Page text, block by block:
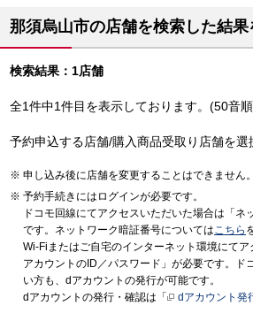
那須烏山市の店舗を検索した結
検索結果：1店舗
全1件中1件目を表示しております。(50音
予約申込する店舗/購入商品受取り店舗を選
申し込み後に店舗を変更することはできません。
予約手続きにはログインが必要です。
ドコモ回線にてアクセスいただいた場合は「ネ
です。ネットワーク暗証番号についてはこちら
Wi-Fiまたはご自宅のインターネット環境にて
アカウントのID／パスワード」が必要です。ド
い方も、dアカウントの発行が可能です。
dアカウントの発行・確認は「
dアカウント発